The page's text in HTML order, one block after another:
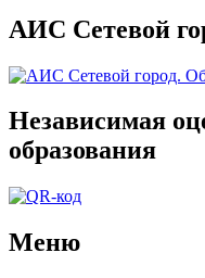
АИС Сетевой
Независимая
образования
Меню